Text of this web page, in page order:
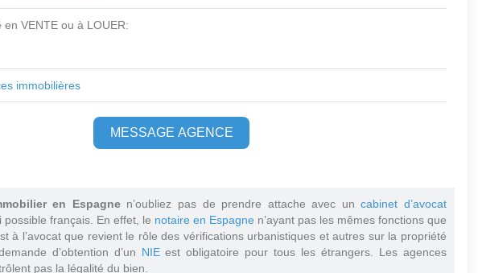
VENTE ou à LOUER:
immobilières
MESSAGE AGENCE
en Espagnen’oubliez pas de prendre attache avec uncabinet d’avocat
possible français. En effet, le notaire en Espagne n’ayant pas les mêmes fonctions que
à l’avocat que revient le rôle des vérifications urbanistiques et autres sur la propriété
d’obtention d’un NIEest obligatoire pour tous les étrangers. Les agences
pas la légalité du bien.